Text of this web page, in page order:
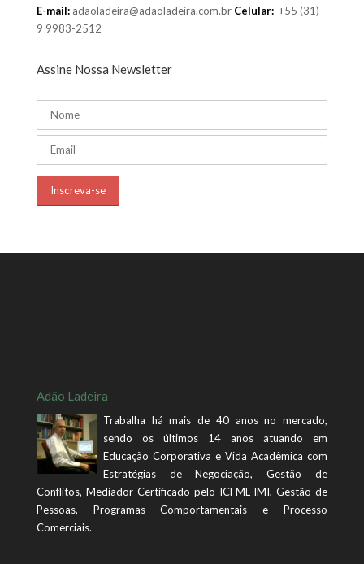
E-mail: adaoladeira@adaoladeira.com.br Celular: +55 (31)
9 9983-2512
Assine Nossa Newsletter
Adão Ladeira
Trabalha há mais de 40 anos no mercado,
sendo os últimos 14 anos atuando em
Educação Corporativa e Vida Acadêmica com
Estratégias de Negociação, Gestão de
Conflitos, Mediador Certificado pelo ICFML-IMI, Gestão de
Pessoas, Programas Comportamentais e Processo
Comerciais.